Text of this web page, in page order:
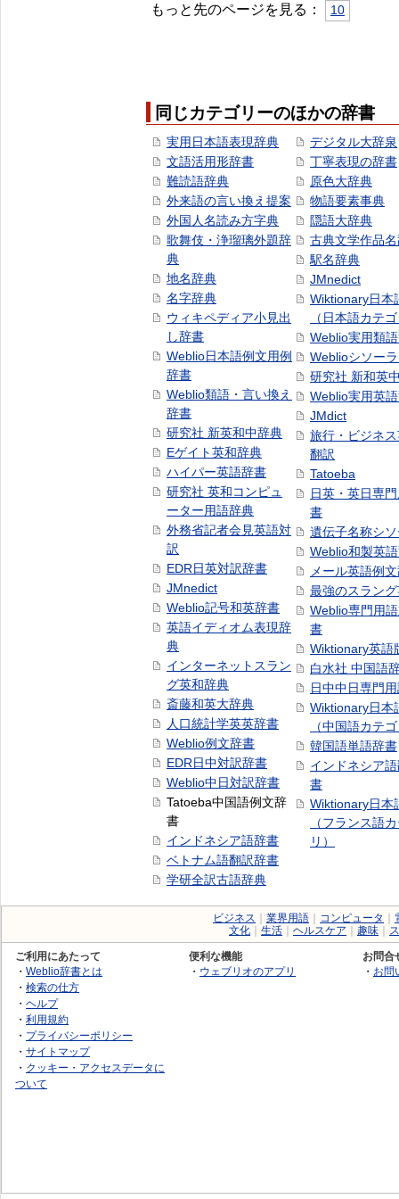
もっと先のページを見る： 10
同じカテゴリーのほかの辞書
実用日本語表現辞典
文語活用形辞書
難読語辞典
外来語の言い換え提案
外国人名読み方字典
歌舞伎・浄瑠璃外題辞
典
地名辞典
名字辞典
ウィキペディア小見出
し辞書
Weblio日本語例文用例
辞書
Weblio類語・言い換え
辞書
研究社 新英和中辞典
Eゲイト英和辞典
ハイパー英語辞書
研究社 英和コンピュ
ーター用語辞典
外務省記者会見英語対
訳
EDR日英対訳辞書
JMnedict
Weblio記号和英辞書
英語イディオム表現辞
典
インターネットスラン
グ英和辞典
斎藤和英大辞典
人口統計学英英辞書
Weblio例文辞書
EDR日中対訳辞書
Weblio中日対訳辞書
Tatoeba中国語例文辞
書
インドネシア語辞書
ベトナム語翻訳辞書
学研全訳古語辞典
デジタル大辞泉
丁寧表現の辞書
原色大辞典
物語要素事典
隠語大辞典
古典文学作品
駅名辞典
JMnedict
Wiktionary日本
（日本語カテ
Weblio実用類
Weblioシソー
研究社 新和英
Weblio実用英
JMdict
旅行・ビジネ
翻訳
Tatoeba
日英・英日専
書
遺伝子名称シ
Weblio和製英
メール英語例
最強のスラン
Weblio専門用
書
Wiktionary英語
白水社 中国語
日中中日専門
Wiktionary日本
（中国語カテ
韓国語単語辞書
インドネシア
書
Wiktionary日本
（フランス語
リ）
ビジネス 業界用語 コンピュータ
文化
生活 ヘルスケア 趣味
ご利用にあたって
・ Weblio辞書とは
・ 検索の仕方
・ ヘルプ
・ 利用規約
・ プライバシーポリシー
・ サイトマップ
・ クッキー・アクセスデータに
ついて
便利な機能
・ ウェブリオのアプリ
お問合
・ お問